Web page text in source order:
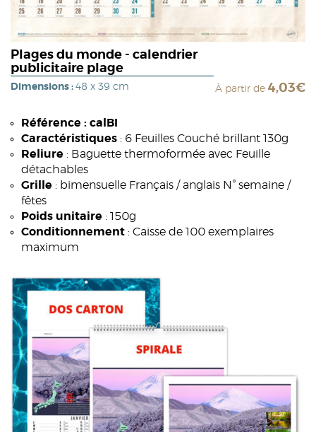
Plages du monde - calendrier
publicitaire plage
Dimensions : 48 x 39 cm À partir de 4,03€
Référence : calBI
Caractéristiques : 6 Feuilles Couché brillant 130g
Reliure : Baguette thermoformée avec Feuille
détachables
Grille : bimensuelle Français / anglais N° semaine /
fêtes
Poids unitaire : 150g
Conditionnement : Caisse de 100 exemplaires
maximum